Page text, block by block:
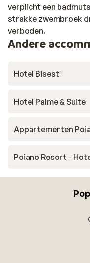
verplicht een
strakke zwembroek
verboden.
Andere
Hotel Bisesti
Hotel Palme & Suite
Appartementen
Poiano Resort -